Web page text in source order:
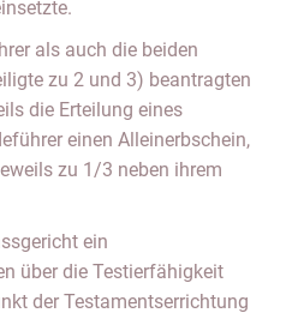
als auch die beiden
zu 2 und 3) beantragten
die Erteilung eines
einen Alleinerbschein,
zu 1/3 neben ihrem
ein
über die Testierfähigkeit
der Testamentserrichtung